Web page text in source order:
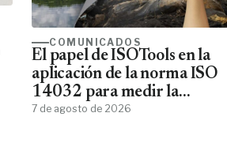
COMUNICADOS
El papel de ISOTools en la
aplicación de la norma ISO
14032 para medir la
sostenibilidad empresarial
7 de agosto de 2026